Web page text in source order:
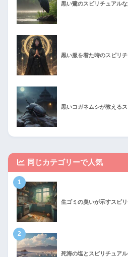
黒い鷺のスピリチュアル
黒い服を着た時のスピリ
黒いコガネムシが教える
同じカテゴリーで人気
1
生ゴミの臭いが示すスピ
2
死海の塩とスピリチュア